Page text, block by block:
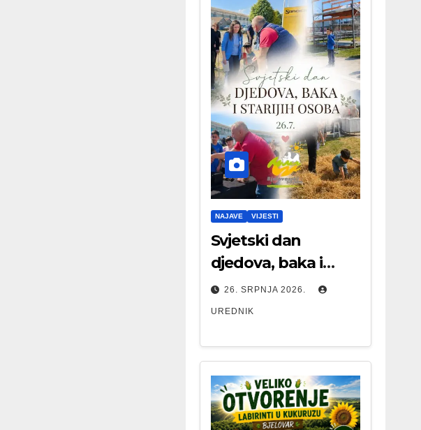
NAJAVE VIJESTI
Svjetski dan
djedova, baka i
starijih osoba
26. SRPNJA 2026.
UREDNIK